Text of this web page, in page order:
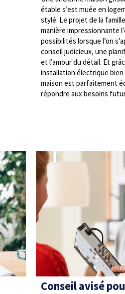
étable s’est muée en
stylé. Le projet de la
manière impressionnante
possibilités lorsque l’on
conseil judicieux, une
et l’amour du détail. Et
installation électrique bien
maison est parfaitement
répondre aux besoins
Conseil avisé